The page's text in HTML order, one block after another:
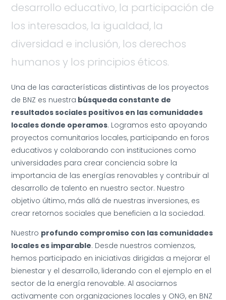
desarrollo educativo, la participación de
los interesados, la igualdad, la
diversidad e inclusión, los derechos
humanos y los principios éticos.
Una de las características distintivas de los proyectos
de BNZ es nuestra búsqueda constante de
resultados sociales positivos en las comunidades
locales donde operamos. Logramos esto apoyando
proyectos comunitarios locales, participando en foros
educativos y colaborando con instituciones como
universidades para crear conciencia sobre la
importancia de las energías renovables y contribuir al
desarrollo de talento en nuestro sector. Nuestro
objetivo último, más allá de nuestras inversiones, es
crear retornos sociales que beneficien a la sociedad.
Nuestro profundo compromiso con las comunidades
locales es imparable. Desde nuestros comienzos,
hemos participado en iniciativas dirigidas a mejorar el
bienestar y el desarrollo, liderando con el ejemplo en el
sector de la energía renovable. Al asociarnos
activamente con organizaciones locales y ONG, en BNZ